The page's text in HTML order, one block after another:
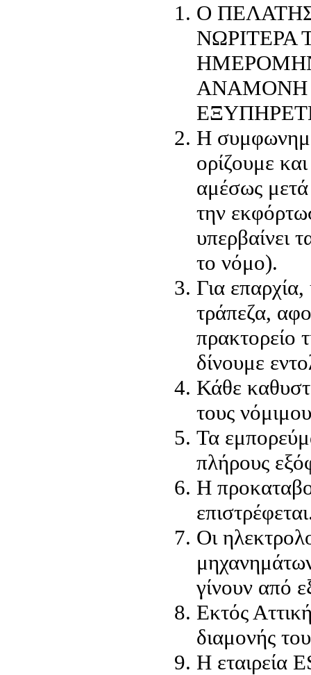
Ο
ΝΩΡΙΤΕΡΑ
ΑΝΑΜΟΝΗ
Η
ορίζουμε
αμέσως
την
υπερβαίνει
το νόμο).
Για
τράπεζα,
πρακτορείο
δίνουμε
Κάθε
τους
Τα
πλήρους
Η
Οι
γίνουν από
Εκτός
διαμονής
Η εταιρεία